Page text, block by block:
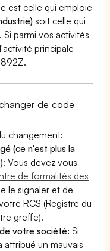
est celle qui emploie
soit celle qui
. Si parmi vos activités
principale
de code
changement:
(ce n'est plus la
: Vous devez vous
de formalités des
le signaler et de
RCS (Registre du
greffe).
de votre société:Si
attribué un mauvais